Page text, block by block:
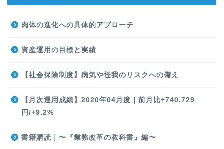
肉体の進化への具体的アプローチ
資産運用の目標と実績
【社会保険制度】病気や怪我のリスクへの備え
【月次運用成績】2020年04月度｜前月比+740,729
円/+9.2%
書籍購読｜〜『業務改革の教科書』編〜